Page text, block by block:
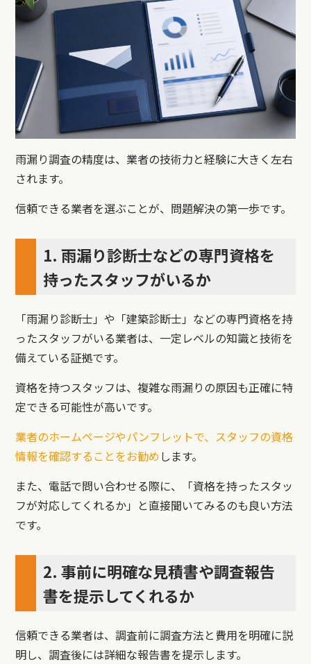
雨漏り調査の精度は、業者の技術力と経験に大きく左右
されます。
信頼できる業者を選ぶことが、問題解決の第一歩です。
1. 雨漏り診断士などの専門資格を
持ったスタッフがいるか
「雨漏り診断士」や「建築診断士」などの専門資格を持
ったスタッフがいる業者は、一定レベルの知識と技術を
備えている証拠です。
資格を持つスタッフは、複雑な雨漏りの原因も正確に特
定できる可能性が高いです。
業者のホームページやパンフレットで、スタッフの資格
情報を確認することをお勧め します。
また、電話で問い合わせる際に、「資格を持ったスタッ
フが対応してくれるか」と直接聞いてみるのも良い方法
です。
2. 事前に明確な見積書や調査報告
書を提示してくれるか
信頼できる業者は、調査前に調査方法と費用を明確に説
明し、調査後には詳細な報告書を提示します。